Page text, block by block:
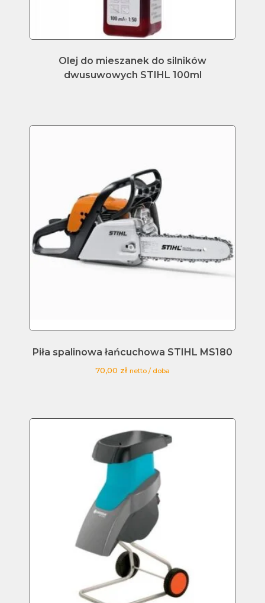
Olej do mieszanek do silników
dwusuwowych STIHL 100ml
Piła spalinowa łańcuchowa STIHL MS180
70,00 zł netto / doba